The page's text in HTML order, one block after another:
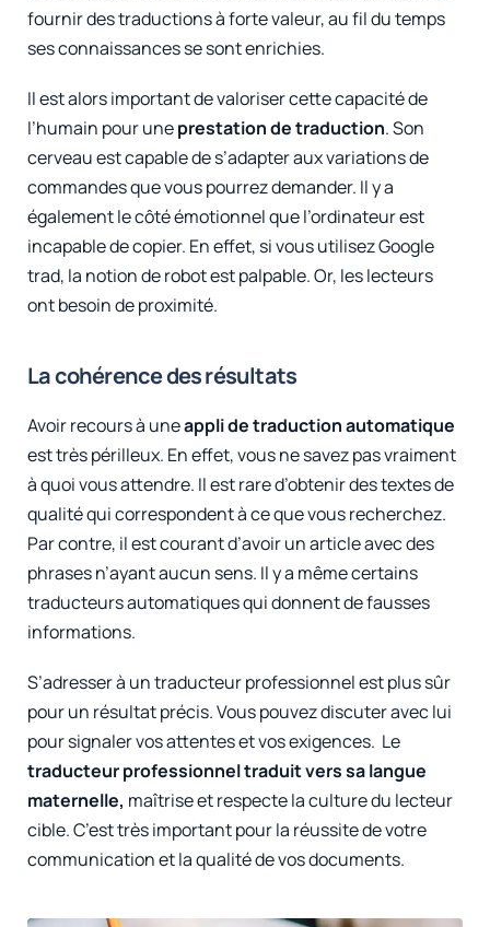
fournir des traductions à forte valeur, au fil du temps
ses connaissances se sont enrichies.
Il est alors important de valoriser cette capacité de
l’humain pour uneprestation de traduction. Son
cerveau est capable de s’adapter aux variations de
commandes que vous pourrez demander. Il y a
également le côté émotionnel que l’ordinateur est
incapable de copier. En effet, si vous utilisez Google
trad, la notion de robot est palpable. Or, les lecteurs
ont besoin de proximité.
La cohérence des résultats
Avoir recours à uneappli de traduction automatique
est très périlleux. En effet, vous ne savez pas vraiment
à quoi vous attendre. Il est rare d’obtenir des textes de
qualité qui correspondent à ce que vous recherchez.
Par contre, il est courant d’avoir un article avec des
phrases n’ayant aucun sens. Il y a même certains
traducteurs automatiques qui donnent de fausses
informations.
S’adresser à un traducteur professionnel est plus sûr
pour un résultat précis. Vous pouvez discuter avec lui
pour signaler vos attentes et vos exigences. Le
traducteur professionnel traduit vers sa langue
maternelle, maîtrise et respecte la culture du lecteur
cible. C’est très important pour la réussite de votre
communication et la qualité de vos documents.